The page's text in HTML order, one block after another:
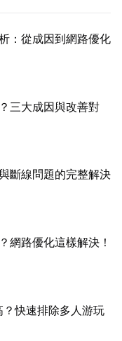
：從成因到網路優化
三大成因與改善對
斷線問題的完整解決
網路優化這樣解決！
快速排除多人游玩